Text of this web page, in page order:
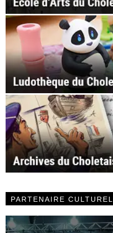
PARTENAIRE CULTUREL